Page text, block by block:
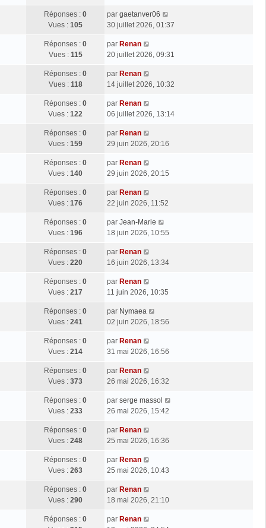
Réponses : 0
Vues : 105
par gaetanver06
30 juillet 2026, 01:37
Réponses : 0
Vues : 115
par Renan
20 juillet 2026, 09:31
Réponses : 0
Vues : 118
par Renan
14 juillet 2026, 10:32
Réponses : 0
Vues : 122
par Renan
06 juillet 2026, 13:14
Réponses : 0
Vues : 159
par Renan
29 juin 2026, 20:16
Réponses : 0
Vues : 140
par Renan
29 juin 2026, 20:15
Réponses : 0
Vues : 176
par Renan
22 juin 2026, 11:52
Réponses : 0
Vues : 196
par Jean-Marie
18 juin 2026, 10:55
Réponses : 0
Vues : 220
par Renan
16 juin 2026, 13:34
Réponses : 0
Vues : 217
par Renan
11 juin 2026, 10:35
Réponses : 0
Vues : 241
par Nymaea
02 juin 2026, 18:56
Réponses : 0
Vues : 214
par Renan
31 mai 2026, 16:56
Réponses : 0
Vues : 373
par Renan
26 mai 2026, 16:32
Réponses : 0
Vues : 233
par serge massol
26 mai 2026, 15:42
Réponses : 0
Vues : 248
par Renan
25 mai 2026, 16:36
Réponses : 0
Vues : 263
par Renan
25 mai 2026, 10:43
Réponses : 0
Vues : 290
par Renan
18 mai 2026, 21:10
Réponses : 0
par Renan